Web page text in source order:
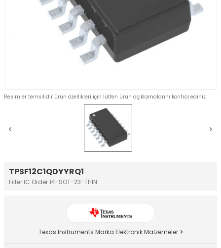
TPSF12C1QDYYRQ1
Filter IC Order 14-SOT-23-THIN
Resimler temsilidir Ürün özellikleri için lütfen ürün açıklamalarını kontrol ediniz
Texas Instruments Marka Elektronik Malzemeler